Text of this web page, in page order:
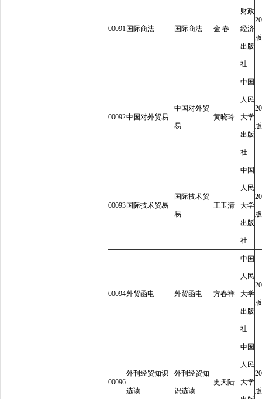
00091 国际商法 国际商法 金 春
财政
经济
出版
社
版
00092中国对外贸易
中国对外贸
易
黄晓玲
中国
人民
大学
出版
社
版
00093 国际技术贸易
国际技术贸
易
王玉清
中国
人民
大学
出版
社
版
00094外贸函电 外贸函电 方春祥
中国
人民
大学
出版
社
版
00096
外刊经贸知识
选读
外刊经贸知
识选读
史天陆
中国
人民
大学
版